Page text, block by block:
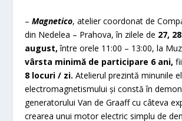
–Magnetico, atelier coordonat de
din Nedelea – Prahova, în zilele de 27,
august, între orele 11:00 – 13:00, la
vârsta minimă de participare 6 ani,
8 locuri / zi. Atelierul prezintă minunile
electromagnetismului și constă în
generatorului Van de Graaff cu câteva
crearea unui motor electric simplu de